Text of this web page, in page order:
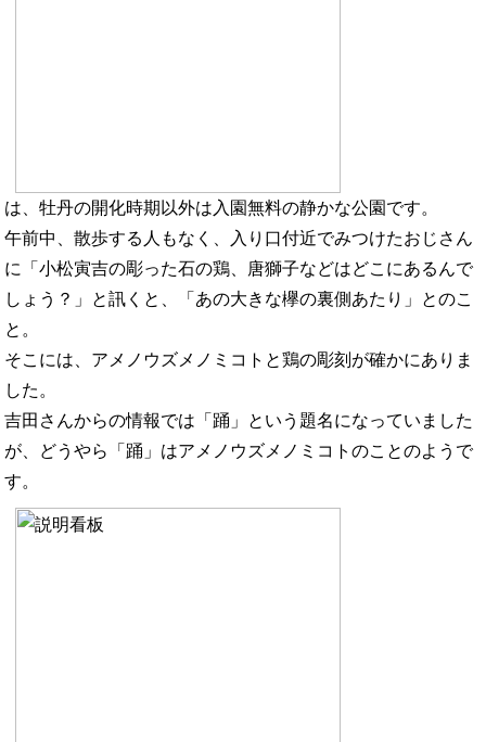
は、牡丹の開化時期以外は入園無料の静かな公園です。
午前中、散歩する人もなく、入り口付近でみつけたおじさん
に「小松寅吉の彫った石の鶏、唐獅子などはどこにあるんで
しょう？」と訊くと、「あの大きな欅の裏側あたり」とのこ
と。
そこには、アメノウズメノミコトと鶏の彫刻が確かにありま
した。
吉田さんからの情報では「踊」という題名になっていました
が、どうやら「踊」はアメノウズメノミコトのことのようで
す。